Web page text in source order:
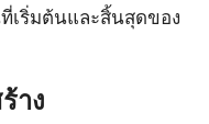
เริ่มต้นและสิ้นสุดของ
าง